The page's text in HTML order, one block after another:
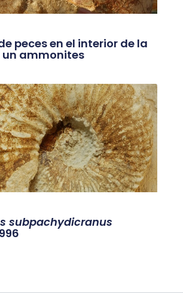
peces en el interior de la
ammonites
subpachydicranus